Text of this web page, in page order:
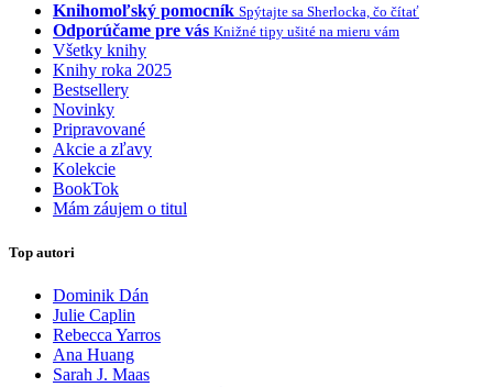
Knihomoľský pomocník Spýtajte sa Sherlocka, čo čítať
Odporúčame pre vás Knižné tipy ušité na mieru vám
Všetky knihy
Knihy roka 2025
Bestsellery
Novinky
Pripravované
Akcie a zľavy
Kolekcie
BookTok
Mám záujem o titul
Top autori
Dominik Dán
Julie Caplin
Rebecca Yarros
Ana Huang
Sarah J. Maas